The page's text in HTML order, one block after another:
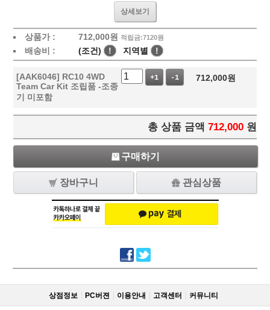
상세보기
상품가 : 712,000원 적립금:7120원
배송비 : (조건) ! 지역별 !
[AAK6046] RC10 4WD
Team Car Kit 조립품 -조종
기 미포함
+1 -1 712,000원
총 상품 금액 712,000 원
구매하기
장바구니 관심상품
상점정보 PC버젼 이용안내 고객센터 커뮤니티